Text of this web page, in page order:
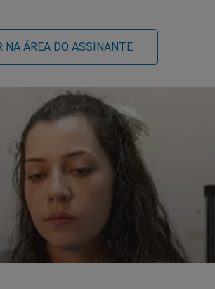
NA ÁREA DO ASSINANTE